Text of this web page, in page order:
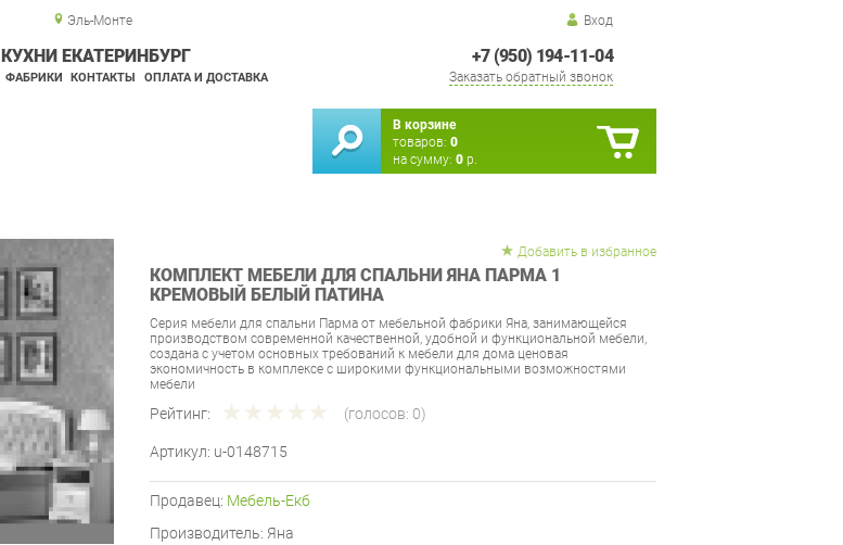
Эль-Монте Вход
+7 (950) 194-11-04
Заказать обратный звонок
КУХНИ ЕКАТЕРИНБУРГ
ФАБРИКИ КОНТАКТЫ ОПЛАТА И ДОСТАВКА
В корзине
товаров: 0
на сумму: 0 р.
Добавить в избранное
КОМПЛЕКТ МЕБЕЛИ ДЛЯ СПАЛЬНИ ЯНА ПАРМА 1
КРЕМОВЫЙ БЕЛЫЙ ПАТИНА
Серия мебели для спальни Парма от мебельной фабрики Яна, занимающейся
производством современной качественной, удобной и функциональной мебели,
создана с учетом основных требований к мебели для дома ценовая
экономичность в комплексе с широкими функциональными возможностями
мебели
Рейтинг: (голосов: 0)
Артикул: u-0148715
Продавец: Мебель-Екб
Производитель: Яна